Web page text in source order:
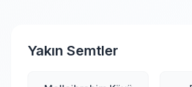
Yakın Semtler